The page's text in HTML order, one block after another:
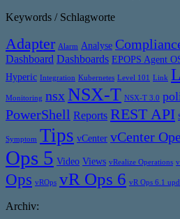
Keywords / Schlagworte
Adapter Alarm Analyse
Dashboard Dashboards EPOPS Agent
Hyperic Integration Kubernetes Level 101 Link
Monitoring nsx NSX-T NSX-T 3.0
PowerShell Reports REST API
Symptom Tips vCenter vCenter
Ops 5 Video Views vRealize Operations
Ops vROps vR Ops 6 vR Ops 6.1
Archiv: